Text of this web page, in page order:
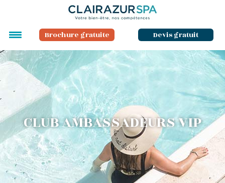
Brochure gratuite Devis gratuit
CLUB AMBASSADEURS VIP